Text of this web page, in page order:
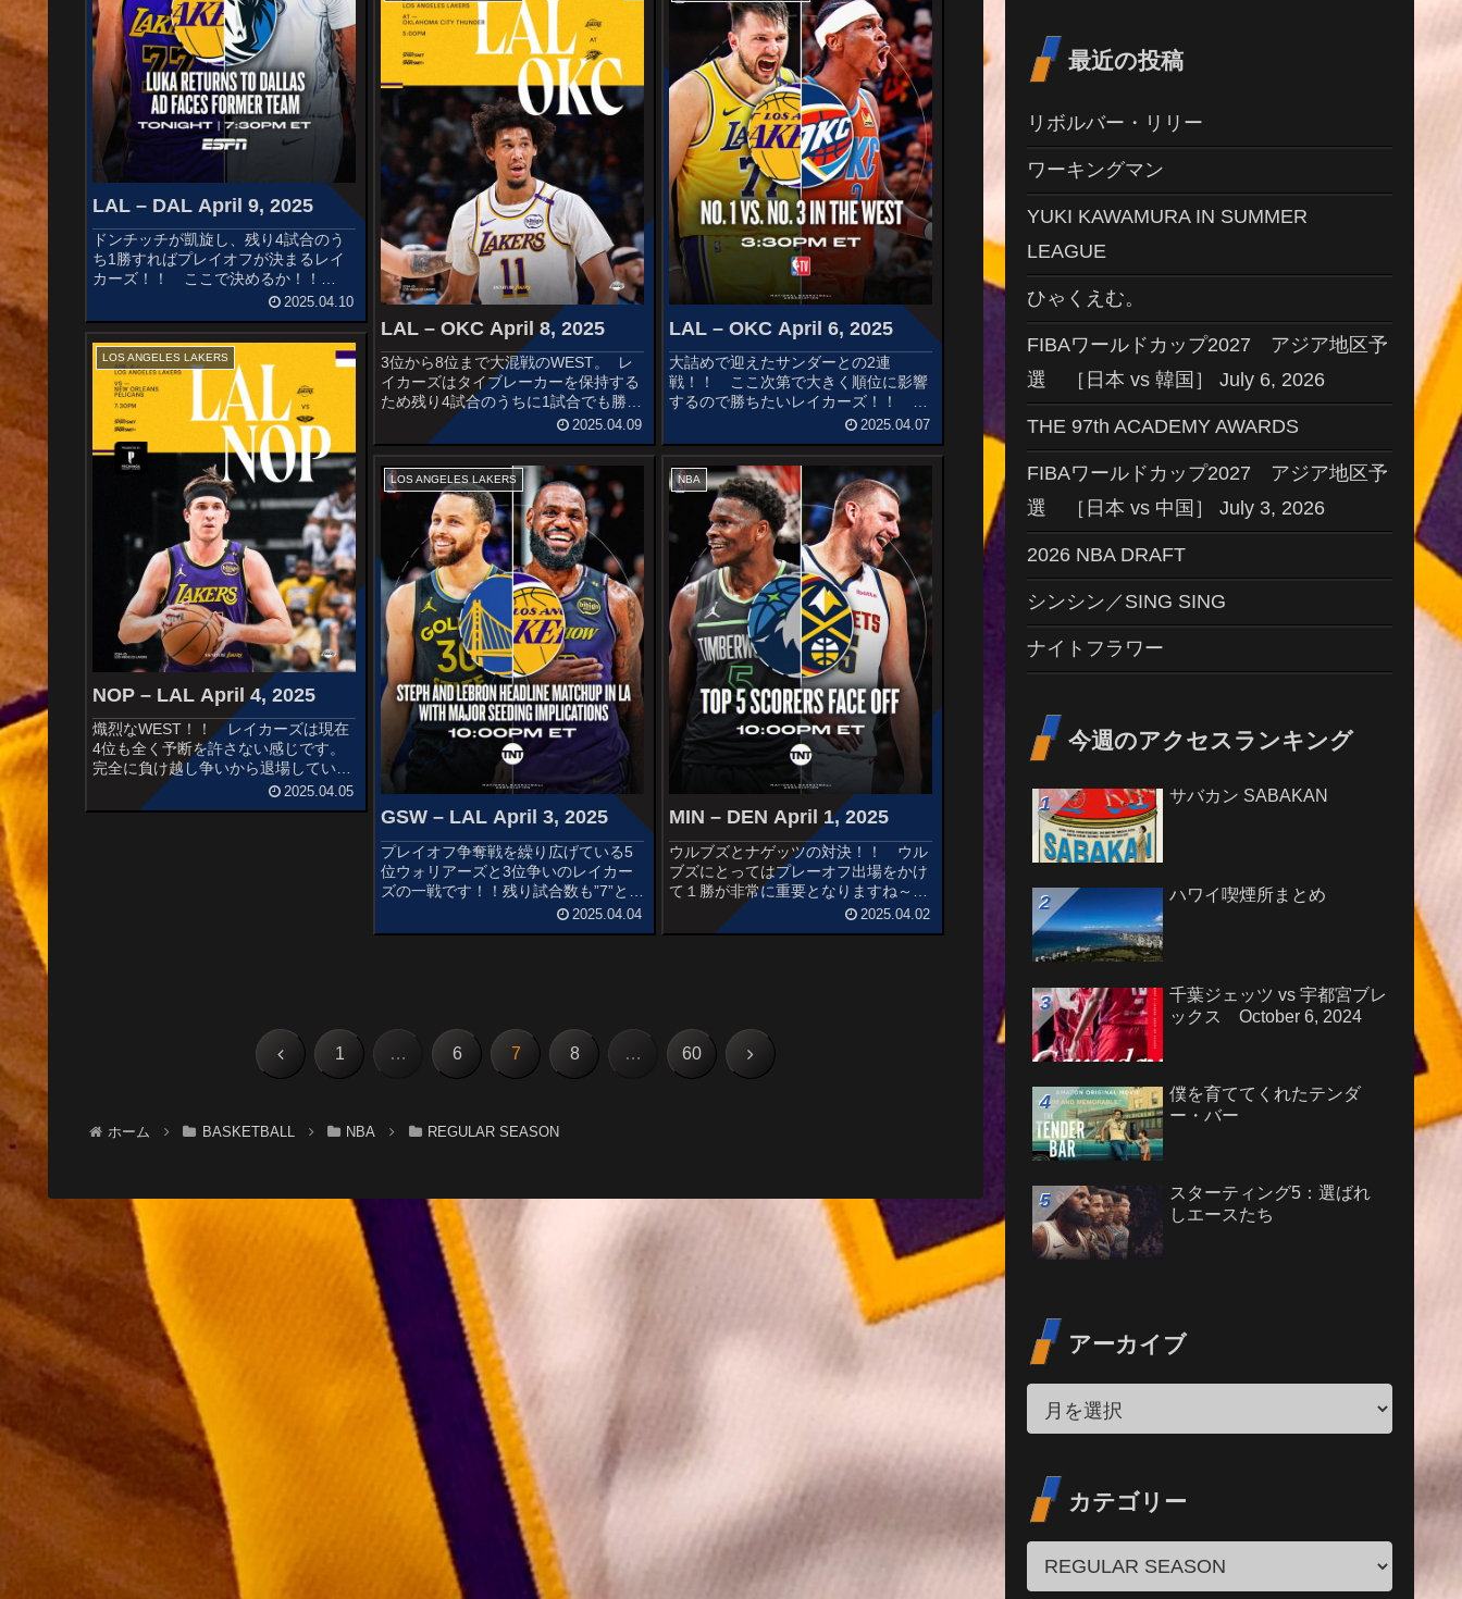
LAL – DAL April 9, 2025
ドンチッチが凱旋し、残り4試合のう
ち1勝すればプレイオフが決まるレイ
カーズ！！ ここで決めるか！！
STARTERSLOS ANGELES
LAKERSRui HachimuraLeBron
JamesJaxon HayesAustin Re...
2025.04.10
LAL – OKC April 8, 2025
3位から8位まで大混戦のWEST。 レ
イカーズはタイブレーカーを保持する
ため残り4試合のうちに1試合でも勝て
ばプレーオフにストレートインとなる
6位以内が確定する中で、西の首位サ
ンダーと対戦です！！STARTERSLOS
ANGELES L...
2025.04.09
LAL – OKC April 6, 2025
大詰めで迎えたサンダーとの2連
戦！！ ここ次第で大きく順位に影響
するので勝ちたいレイカーズ！！ 注
目ですね～STARTERSLOS ANGELES
LAKERSRui HachimuraLeBron
JamesJaxon HayesAust...
2025.04.07
LOS ANGELES LAKERS
NOP – LAL April 4, 2025
熾烈なWEST！！ レイカーズは現在
4位も全く予断を許さない感じです。
完全に負け越し争いから退場している
ペリカンズと対戦です！！ ここは取
りたい。STARTERSNEW ORLEANS
2025.04.05
LOS ANGELES LAKERS
GSW – LAL April 3, 2025
プレイオフ争奪戦を繰り広げている5
位ウォリアーズと3位争いのレイカー
ズの一戦です！！残り試合数も”7”とレ
ギュラーシーズン終了が見えてきてい
ますwSTARTERSGOLDEN STATE
2025.04.04
NBA
MIN – DEN April 1, 2025
ウルブズとナゲッツの対決！！ ウル
ブズにとってはプレーオフ出場をかけ
て１勝が非常に重要となりますね～
STARTERSMINNESOTA
TIMBERWOLVESMike ConleyAnthony
2025.04.02
前 1 … 6 7 8 … 60 次
ホーム BASKETBALL NBA REGULAR SEASON
最近の投稿
リボルバー・リリー
ワーキングマン
YUKI KAWAMURA IN SUMMER
LEAGUE
ひゃくえむ。
FIBAワールドカップ2027 アジア地区予
選 ［日本 vs 韓国］ July 6, 2026
THE 97th ACADEMY AWARDS
FIBAワールドカップ2027 アジア地区予
選 ［日本 vs 中国］ July 3, 2026
2026 NBA DRAFT
シンシン／SING SING
ナイトフラワー
今週のアクセスランキング
サバカン SABAKAN
ハワイ喫煙所まとめ
千葉ジェッツ vs 宇都宮ブレ
ックス October 6, 2024
僕を育ててくれたテンダ
ー・バー
スターティング5：選ばれ
しエースたち
アーカイブ
カテゴリー